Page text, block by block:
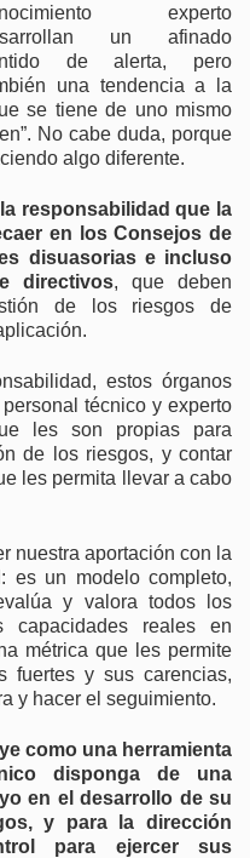
experto
un afinado
de alerta, pero
una tendencia a la
se tiene de uno mismo
No cabe duda, porque
algo diferente.
responsabilidad que la
en los Consejos de
disuasorias e incluso
directivos, que deben
de los riesgos de
estos órganos
técnico y experto
les son propias para
de los riesgos, y contar
les permita llevar a cabo
nuestra aportación con la
es un modelo completo,
y valora todos los
capacidades reales en
métrica que les permite
fuertes y sus carencias,
y hacer el seguimiento.
como una herramienta
disponga de una
en el desarrollo de su
y para la dirección
para ejercer sus